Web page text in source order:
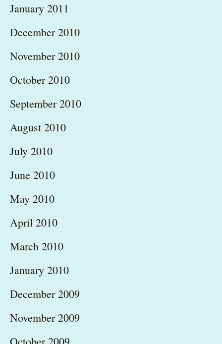
January 2011
December 2010
November 2010
October 2010
September 2010
August 2010
July 2010
June 2010
May 2010
April 2010
March 2010
January 2010
December 2009
November 2009